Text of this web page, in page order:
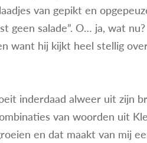
van gepikt en
geen salade”. O… ja, wat
want hij kijkt heel stellig
inderdaad alweer uit zijn
van woorden uit
en dat maakt van mij